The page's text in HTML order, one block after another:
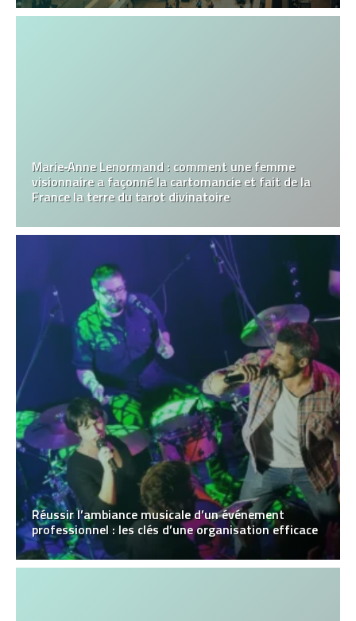
Marie‑Anne Lenormand : comment une femme
visionnaire a façonné la cartomancie et fait de la
France la terre du tarot divinatoire
Réussir l’ambiance musicale d’un événement
professionnel : les clés d’une organisation efficace